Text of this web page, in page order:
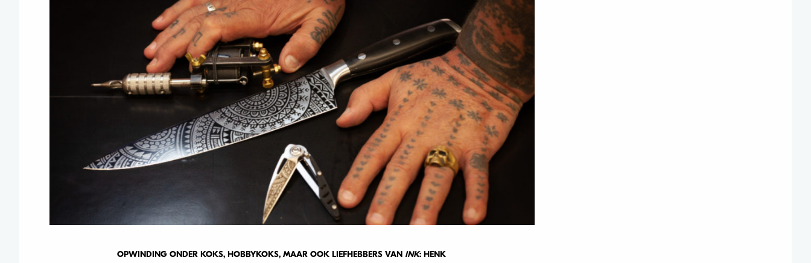
OPWINDING ONDER KOKS, HOBBYKOKS, MAAR OOK LIEFHEBBERS VAN INK: HENK